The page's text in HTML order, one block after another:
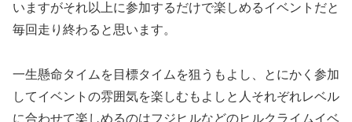
いますがそれ以上に参加するだけで楽しめるイベントだと
毎回走り終わると思います。
一生懸命タイムを目標タイムを狙うもよし、とにかく参加
してイベントの雰囲気を楽しむもよしと人それぞれレベル
に合わせて楽しめるのはフジヒルなどのヒルクライムイベ